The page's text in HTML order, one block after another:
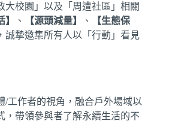
大校園」以及「周遭社區」相關
】 、 【源頭減量】 、
【生態保
誠摯邀集所有人以「行動」看見
/工作者的視角，融合戶外場域以
，帶領參與者了解永續生活的不